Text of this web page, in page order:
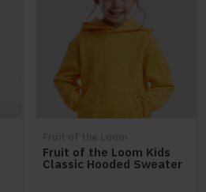
is
Fruit of the Loom Kids
Classic Hooded Sweater